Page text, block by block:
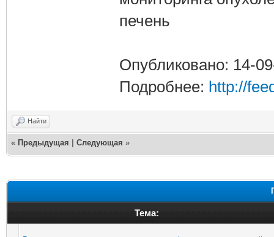
печень
Опубликовано: 14-
Подробнее: http://
Найти
« Предыдущая Следующая »
Тема: